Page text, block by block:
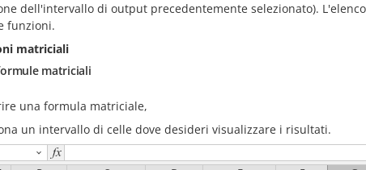
dell'intervallo di output precedentemente selezionato).
funzioni.
matriciali
matriciali
una formula matriciale,
un intervallo di celle dove desideri visualizzare i risultati.